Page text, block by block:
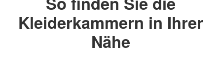
Kleiderkammern in Ihrer
Nähe